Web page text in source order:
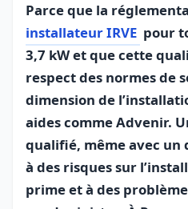
Parce que la
installateur IRVE pour
3,7 kW et que cette
respect des normes de
dimension de
aides comme Advenir.
qualifié, même avec
à des risques sur
prime et à des